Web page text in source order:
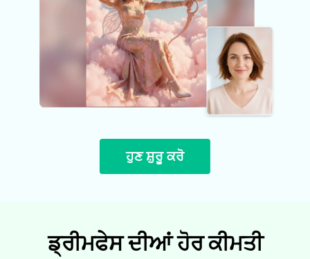
ਹੁਣ ਸ਼ੁਰੂ ਕਰੋ
ਡ੍ਰੀਮਫੇਸ ਦੀਆਂ ਹੋਰ ਕੀਮਤੀ